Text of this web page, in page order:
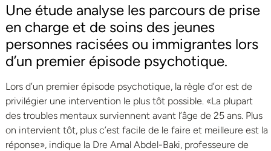
Une étude analyse les parcours de prise
en charge et de soins des jeunes
personnes racisées ou immigrantes lors
d’un premier épisode psychotique.
Lors d’un premier épisode psychotique, la règle d’or est de
privilégier une intervention le plus tôt possible. «La plupart
des troubles mentaux surviennent avant l’âge de 25 ans. Plus
on intervient tôt, plus c’est facile de le faire et meilleure est la
réponse», indique la Dre Amal Abdel-Baki, professeure de